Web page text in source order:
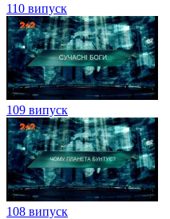
110 випуск
109 випуск
108 випуск